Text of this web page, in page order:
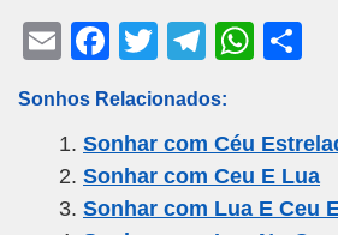
E
ail
F
c
e
b
T
tt
er
T
e
gr
a
W
s
A
e
Sonhos Relacionados:
Sonhar com Céu
Sonhar com Ceu E Lua
Sonhar com Lua E Ceu